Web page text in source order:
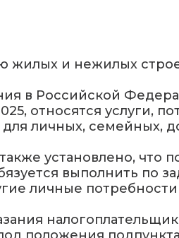
жилых и нежилых
в Российской
относятся услуги,
личных, семейных,
установлено, что
выполнить по
личные потребности